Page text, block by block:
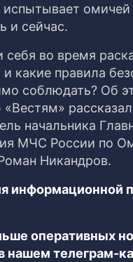
испытывает омичей
и сейчас.
себя во время
какие правила
соблюдать? Об
«Вестям» рассказал
начальника
МЧС России по
Никандров.
информационной
оперативных
нашем телеграм-